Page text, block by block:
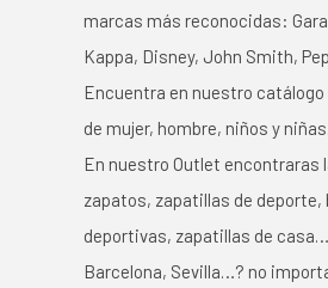
marcas más reconocidas:
Kappa, Disney, John Smith,
Encuentra en nuestro
de mujer, hombre, niños y niñas.
En nuestro Outlet encontraras
zapatos, zapatillas de
deportivas, zapatillas de
Barcelona, Sevilla…? no